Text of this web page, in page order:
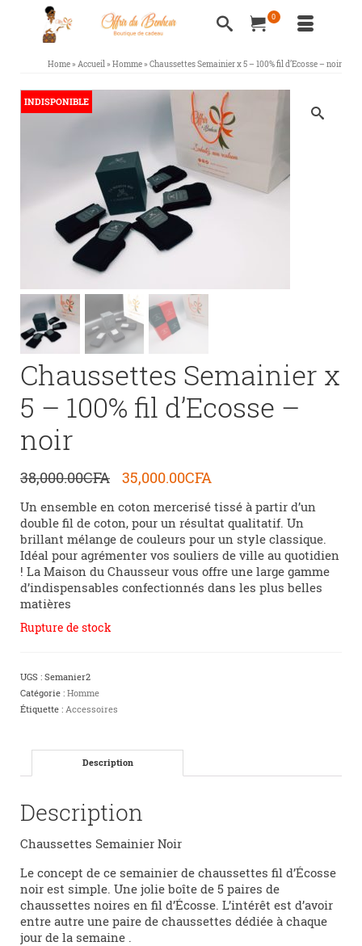
0
Home» Accueil» Homme» Chaussettes Semainier x 5 – 100% fil d’Ecosse – noir
INDISPONIBLE
Chaussettes Semainier x
5 – 100% fil d’Ecosse –
noir
38,000.00CFA Le
prix
initial
était :
38,000.00CFA.
35,000.00CFA
actuel
est :
35,000.00CFA.
Un ensemble en coton mercerisé tissé à partir d’un
double fil de coton, pour un résultat qualitatif. Un
brillant mélange de couleurs pour un style classique.
Idéal pour agrémenter vos souliers de ville au quotidien
! La Maison du Chausseur vous offre une large gamme
d’indispensables confectionnés dans les plus belles
matières
Rupture de stock
UGS : Semanier2
Catégorie : Homme
Étiquette : Accessoires
Description
Description
Chaussettes Semainier Noir
Le concept de ce semainier de chaussettes fil d’Écosse
noir est simple. Une jolie boîte de 5 paires de
chaussettes noires en fil d’Écosse. L’intérêt est d’avoir
entre autre une paire de chaussettes dédiée à chaque
jour de la semaine .